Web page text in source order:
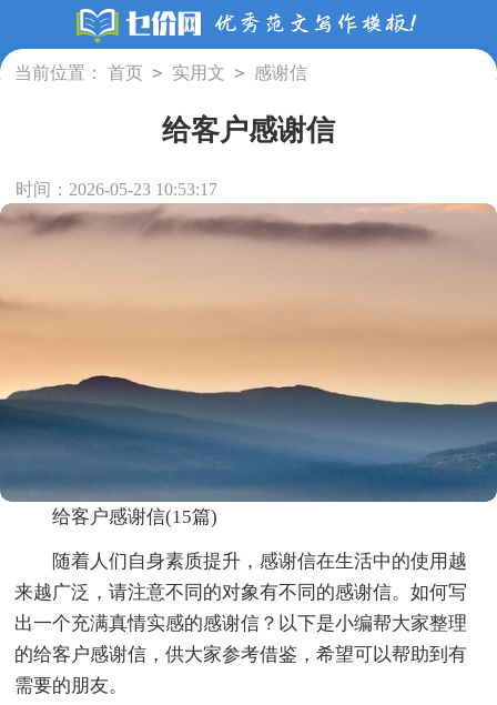
当前位置： 首页 > 实用文 > 感谢信
给客户感谢信
时间：2026-05-23 10:53:17
给客户感谢信(15篇)
随着人们自身素质提升，感谢信在生活中的使用越
来越广泛，请注意不同的对象有不同的感谢信。如何写
出一个充满真情实感的感谢信？以下是小编帮大家整理
的给客户感谢信，供大家参考借鉴，希望可以帮助到有
需要的朋友。